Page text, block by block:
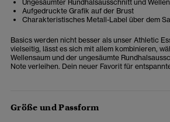
Ungesäumter Rundhalsausschnitt und
Aufgedruckte Grafik auf der Brust
Charakteristisches Metall-Label über dem
Basics werden nicht besser als unser Athletic
vielseitig, lässt es sich mit allem kombinieren,
Wellensaum und der ungesäumte
Note verleihen. Dein neuer Favorit für
Größe und Passform